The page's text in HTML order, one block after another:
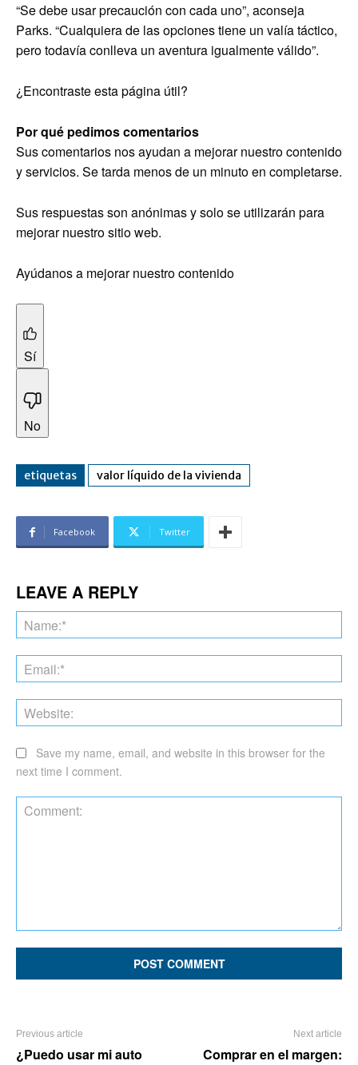
“Se debe usar precaución con cada uno”, aconseja
Parks. “Cualquiera de las opciones tiene un valía táctico,
pero todavía conlleva un aventura igualmente válido”.
¿Encontraste esta página útil?
Por qué pedimos comentarios
Sus comentarios nos ayudan a mejorar nuestro contenido
y servicios. Se tarda menos de un minuto en completarse.
Sus respuestas son anónimas y solo se utilizarán para
mejorar nuestro sitio web.
Ayúdanos a mejorar nuestro contenido
Sí
No
etiquetas valor líquido de la vivienda
Facebook Twitter
LEAVE A REPLY
Save my name, email, and website in this browser for the
next time I comment.
Previous article
¿Puedo usar mi auto
Next article
Comprar en el margen: